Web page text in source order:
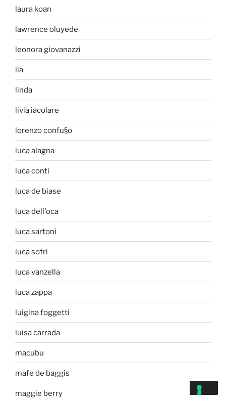
laura koan
lawrence oluyede
leonora giovanazzi
lia
linda
livia iacolare
lorenzo confu§o
luca alagna
luca conti
luca de biase
luca dell'oca
luca sartoni
luca sofri
luca vanzella
luca zappa
luigina foggetti
luisa carrada
macubu
mafe de baggis
maggie berry